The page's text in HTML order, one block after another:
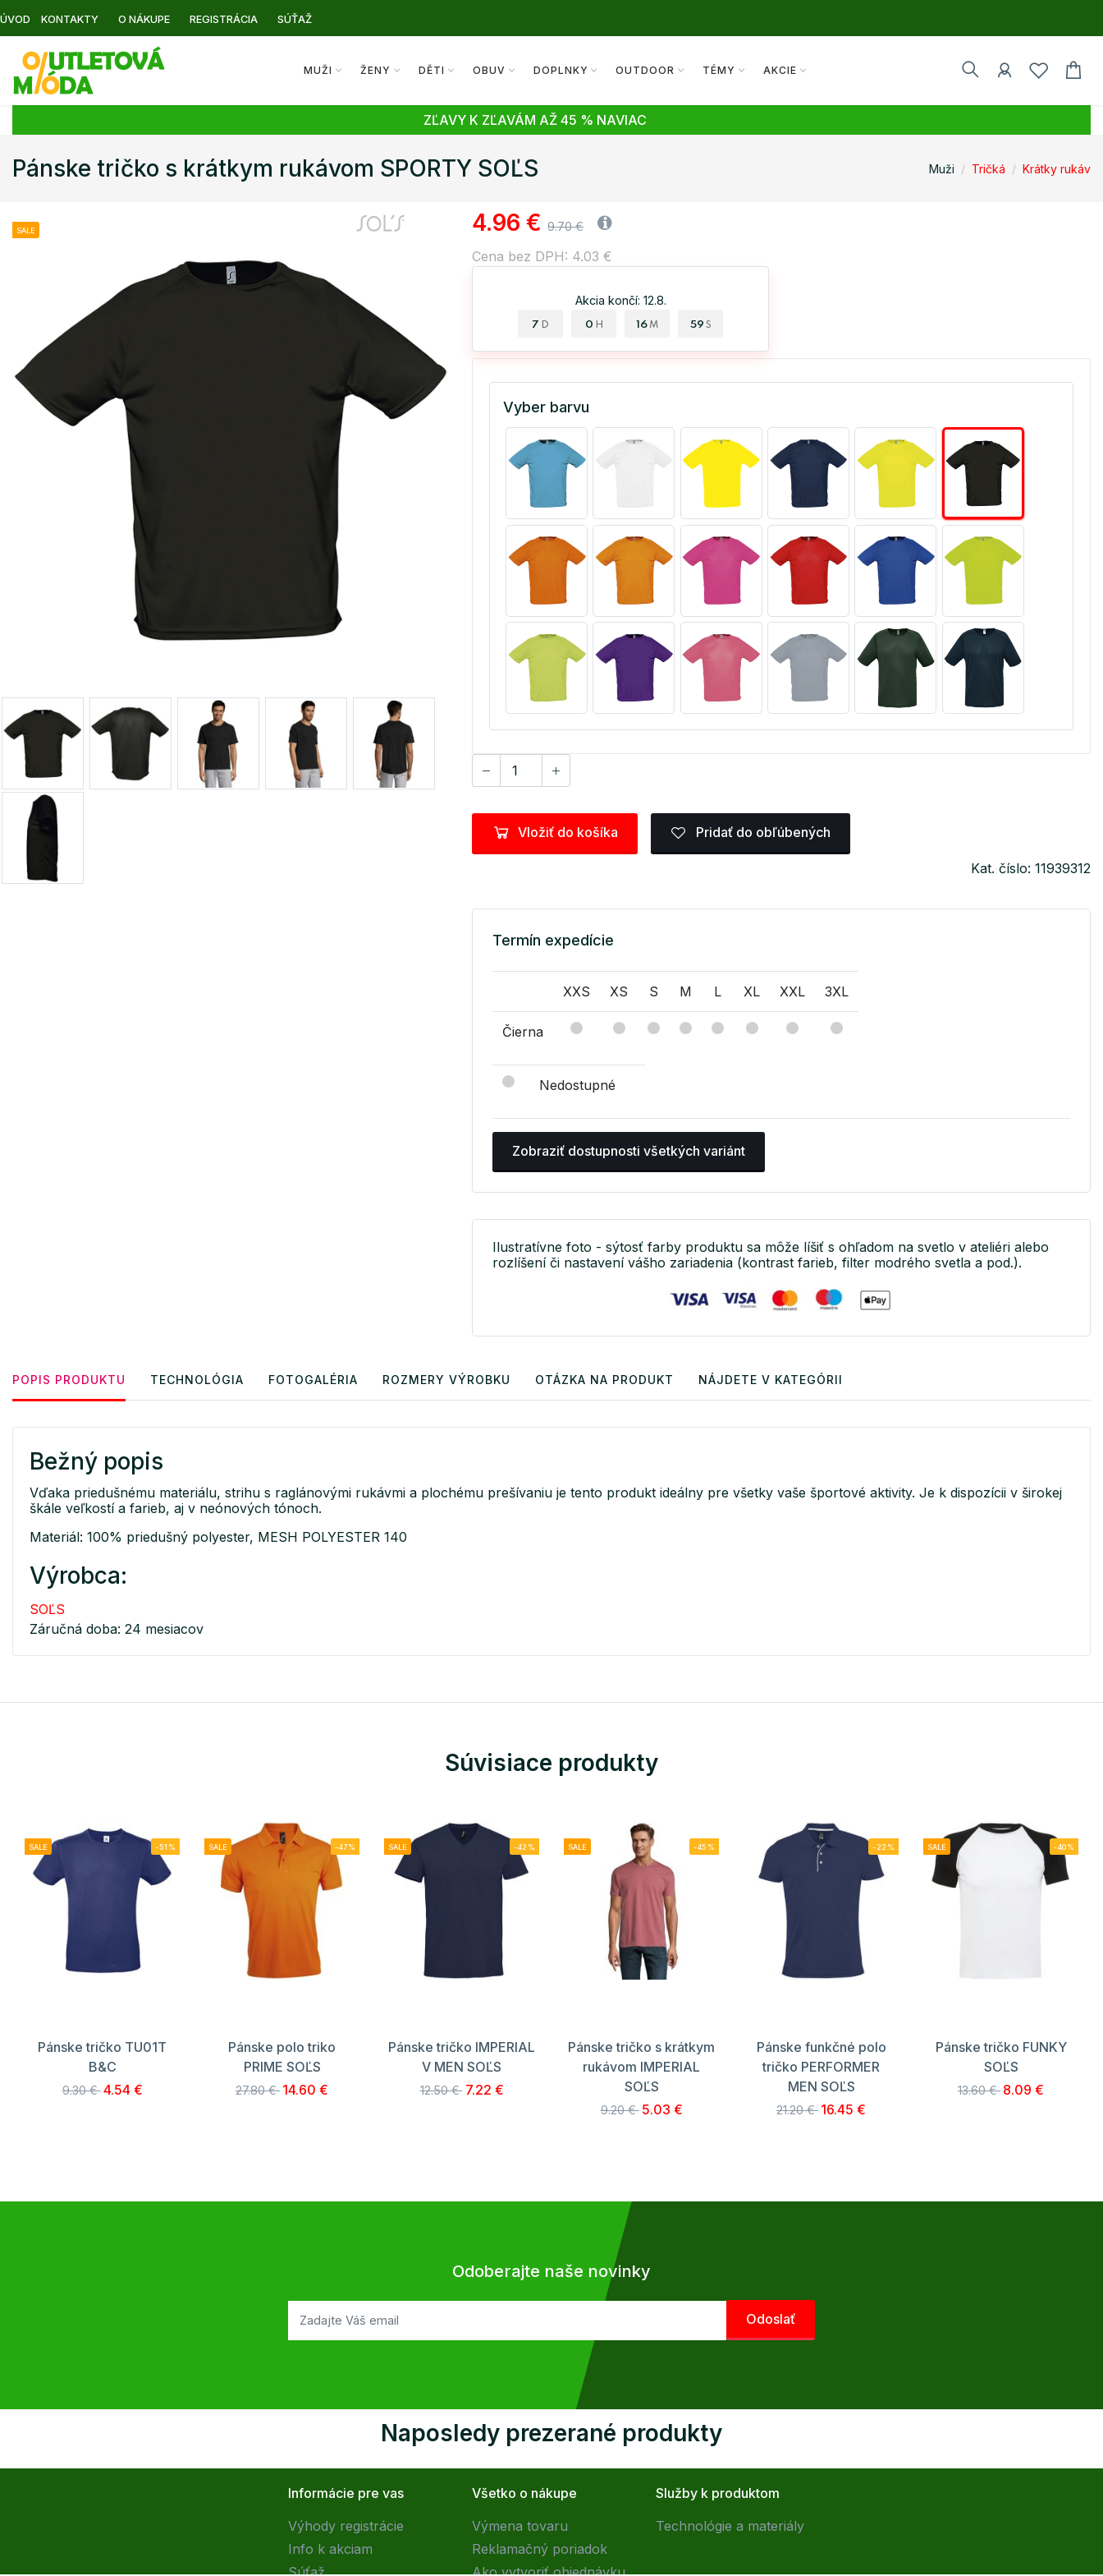
ÚVOD KONTAKTY O NÁKUPE REGISTRÁCIA SÚŤAŽ
MUŽI ŽENY DĚTI OBUV DOPLNKY OUTDOOR TÉMY AKCIE
ZĽAVY K ZĽAVÁM AŽ 45 % NAVIAC
Pánske tričko s krátkym rukávom SPORTY SOĽS Muži Tričká Krátky rukáv
SALE 4.96 € 9.70 €
Cena bez DPH: 4.03 €
Akcia končí: 12.8.
7 D 0 H 16 M 58 S
Vyber barvu
Vložiť do košíka Pridať do obľúbených
Kat. číslo: 11939312
Termín expedície
XXS XS S M L XL XXL 3XL
Čierna
Nedostupné
Zobraziť dostupnosti všetkých variánt
Ilustratívne foto - sýtosť farby produktu sa môže líšiť s ohľadom na svetlo v ateliéri alebo
rozlíšení či nastavení vášho zariadenia (kontrast farieb, filter modrého svetla a pod.).
POPIS PRODUKTU TECHNOLÓGIA FOTOGALÉRIA ROZMERY VÝROBKU OTÁZKA NA PRODUKT NÁJDETE V KATEGÓRII
Bežný popis
Vďaka priedušnému materiálu, strihu s raglánovými rukávmi a plochému prešívaniu je tento produkt ideálny pre všetky vaše športové aktivity. Je k dispozícii v širokej
škále veľkostí a farieb, aj v neónových tónoch.
Materiál: 100% priedušný polyester, MESH POLYESTER 140
Výrobca:
SOĽS
Záručná doba: 24 mesiacov
Súvisiace produkty
SALE -51%
Pánske tričko TU01T
B&C
9.30 € 4.54 €
SALE -47%
Pánske polo triko
PRIME SOĽS
27.80 € 14.60 €
SALE -42%
Pánske tričko IMPERIAL
V MEN SOĽS
12.50 € 7.22 €
SALE -45%
Pánske tričko s krátkym
rukávom IMPERIAL
SOĽS
9.20 € 5.03 €
-22%
Pánske funkčné polo
tričko PERFORMER
MEN SOĽS
21.20 € 16.45 €
SALE -40%
Pánske tričko FUNKY
SOĽS
13.60 € 8.09 €
Odoberajte naše novinky
Naposledy prezerané produkty
Informácie pre vas
Výhody registrácie
Info k akciam
Súťaž
Všetko o nákupe
Výmena tovaru
Reklamačný poriadok
Ako vytvoriť objednávku
Služby k produktom
Technológie a materiály